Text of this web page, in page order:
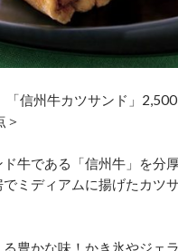
「信州牛カツサンド」
＞
牛である「信州牛」を分
でミディアムに揚げたカツ
豊かな味！かき氷やジェ